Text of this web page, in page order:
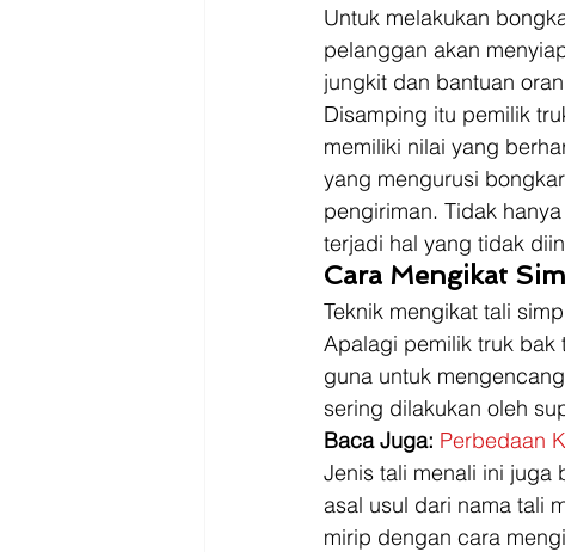
Untuk melakukan
pelanggan akan
jungkit dan bantuan
Disamping itu pemilik
memiliki nilai yang
yang mengurusi
pengiriman. Tidak
terjadi hal yang tidak
Cara Mengikat
Teknik mengikat tali
Apalagi pemilik truk bak
guna untuk
sering dilakukan oleh
Baca Juga: Perbedaan
Jenis tali menali ini juga
asal usul dari nama tali
mirip dengan cara